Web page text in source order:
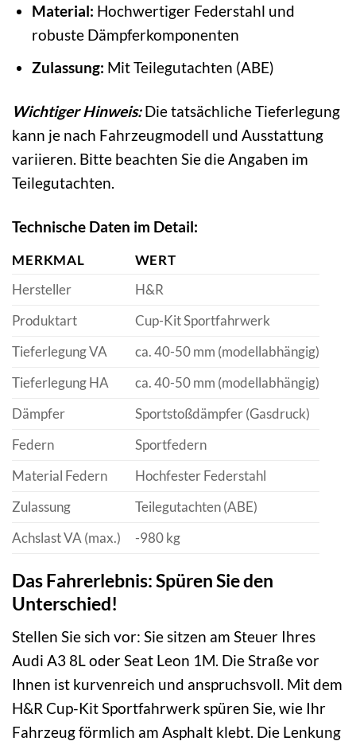
Material: Hochwertiger Federstahl und
robuste Dämpferkomponenten
Zulassung: Mit Teilegutachten (ABE)
Wichtiger Hinweis:Die tatsächliche Tieferlegung
kann je nach Fahrzeugmodell und Ausstattung
variieren. Bitte beachten Sie die Angaben im
Teilegutachten.
Technische Daten im Detail:
MERKMAL
WERT
Hersteller
H&R
Produktart
Cup-Kit Sportfahrwerk
Tieferlegung VA
ca. 40-50 mm (modellabhängig)
Tieferlegung HA
ca. 40-50 mm (modellabhängig)
Dämpfer
Sportstoßdämpfer (Gasdruck)
Federn
Sportfedern
Material Federn
Hochfester Federstahl
Zulassung
Teilegutachten (ABE)
Achslast VA (max.)
-980 kg
Das Fahrerlebnis: Spüren Sie den
Unterschied!
Stellen Sie sich vor: Sie sitzen am Steuer Ihres
Audi A3 8L oder Seat Leon 1M. Die Straße vor
Ihnen ist kurvenreich und anspruchsvoll. Mit dem
H&R Cup-Kit Sportfahrwerk spüren Sie, wie Ihr
Fahrzeug förmlich am Asphalt klebt. Die Lenkung